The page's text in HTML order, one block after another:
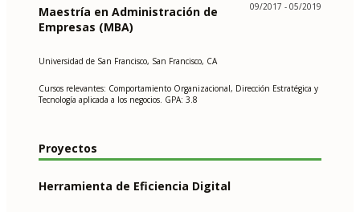
Maestría en Administración de
Empresas (MBA)
09/2017 - 05/2019
Universidad de San Francisco, San Francisco, CA
Cursos relevantes: Comportamiento Organizacional, Dirección Estratégica y
Tecnología aplicada a los negocios. GPA: 3.8
Proyectos
Herramienta de Eficiencia Digital